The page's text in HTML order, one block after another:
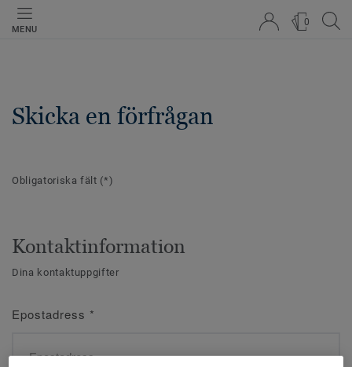
MENU
0
Skicka en förfrågan
Obligatoriska fält (*)
Kontaktinformation
Dina kontaktuppgifter
Epostadress *